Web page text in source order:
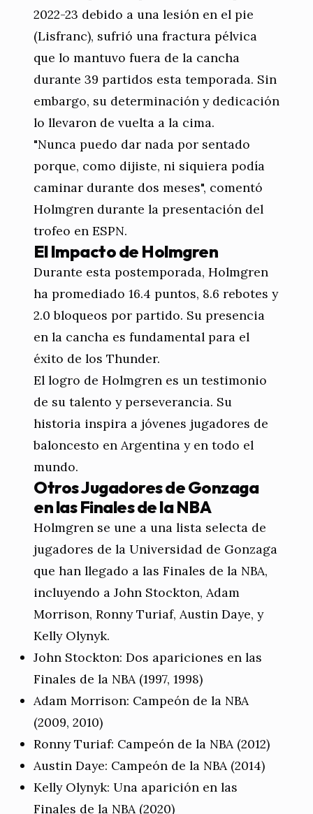
2022-23 debido a una lesión en el pie
(Lisfranc), sufrió una fractura pélvica
que lo mantuvo fuera de la cancha
durante 39 partidos esta temporada. Sin
embargo, su determinación y dedicación
lo llevaron de vuelta a la cima.
"Nunca puedo dar nada por sentado
porque, como dijiste, ni siquiera podía
caminar durante dos meses", comentó
Holmgren durante la presentación del
trofeo en ESPN.
El Impacto de Holmgren
Durante esta postemporada, Holmgren
ha promediado 16.4 puntos, 8.6 rebotes y
2.0 bloqueos por partido. Su presencia
en la cancha es fundamental para el
éxito de los Thunder.
El logro de Holmgren es un testimonio
de su talento y perseverancia. Su
historia inspira a jóvenes jugadores de
baloncesto en Argentina y en todo el
mundo.
Otros Jugadores de Gonzaga
en las Finales de la NBA
Holmgren se une a una lista selecta de
jugadores de la Universidad de Gonzaga
que han llegado a las Finales de la NBA,
incluyendo a John Stockton, Adam
Morrison, Ronny Turiaf, Austin Daye, y
Kelly Olynyk.
John Stockton: Dos apariciones en las
Finales de la NBA (1997, 1998)
Adam Morrison: Campeón de la NBA
(2009, 2010)
Ronny Turiaf: Campeón de la NBA (2012)
Austin Daye: Campeón de la NBA (2014)
Kelly Olynyk: Una aparición en las
Finales de la NBA (2020)